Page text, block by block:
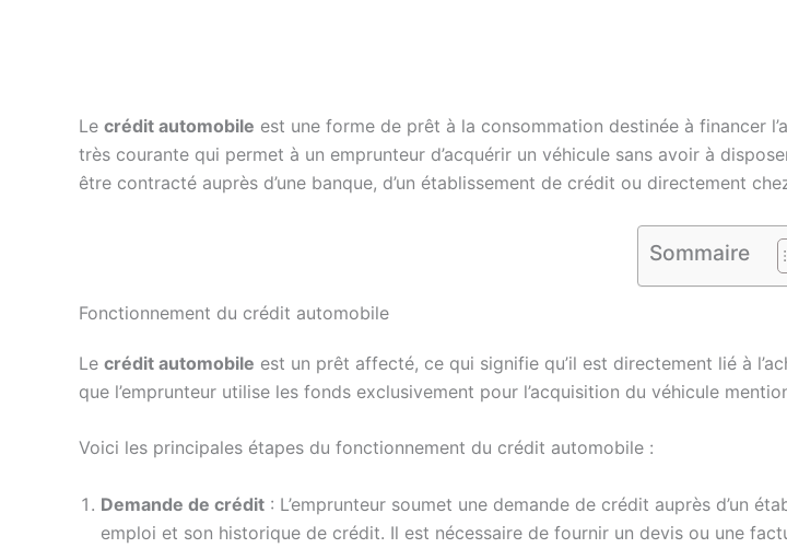
Le crédit automobile est une forme de prêt à la consommation destinée à financer
très courante qui permet à un emprunteur d’acquérir un véhicule sans avoir à
être contracté auprès d’une banque, d’un établissement de crédit ou directement
Sommaire
Fonctionnement du crédit automobile
Le crédit automobile est un prêt affecté, ce qui signifie qu’il est directement lié à
que l’emprunteur utilise les fonds exclusivement pour l’acquisition du véhicule
Voici les principales étapes du fonctionnement du crédit automobile :
Demande de crédit : L’emprunteur soumet une demande de crédit auprès d’un
emploi et son historique de crédit. Il est nécessaire de fournir un devis ou une